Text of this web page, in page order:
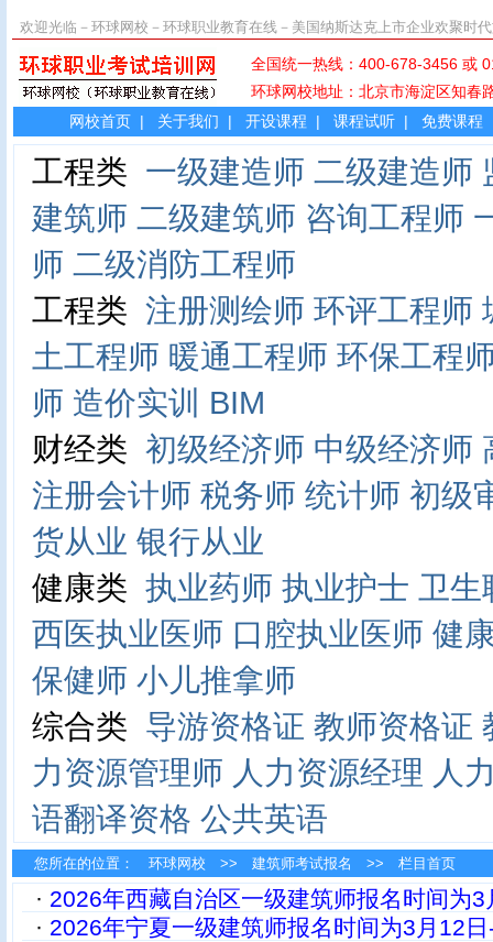
欢迎光临－环球网校－环球职业教育在线－美国纳斯达克上市企业欢聚时
全国统一热线：400-678-
环球网校地址：北京市海淀区
网校首页 | 关于我们 | 开设课程 | 课程试听 | 免费课程
工程类 一级建造师 二级建造师
建筑师 二级建筑师 咨询工程师
师 二级消防工程师
工程类 注册测绘师 环评工程师
土工程师 暖通工程师 环保工程
师 造价实训 BIM
财经类 初级经济师 中级经济师
注册会计师 税务师 统计师 初级
货从业 银行从业
健康类 执业药师 执业护士 卫生
西医执业医师 口腔执业医师 健
保健师 小儿推拿师
综合类 导游资格证 教师资格证
力资源管理师 人力资源经理 人
语翻译资格 公共英语
您所在的位置： 环球网校 >> 建筑师考试报名 >> 栏目首页
· 2026年西藏自治区一级建筑师报名时间为
· 2026年宁夏一级建筑师报名时间为3月12